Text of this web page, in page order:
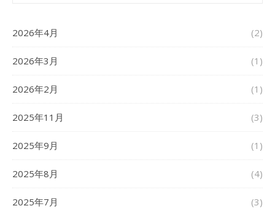
2026年4月 (2)
2026年3月 (1)
2026年2月 (1)
2025年11月 (3)
2025年9月 (1)
2025年8月 (4)
2025年7月 (3)